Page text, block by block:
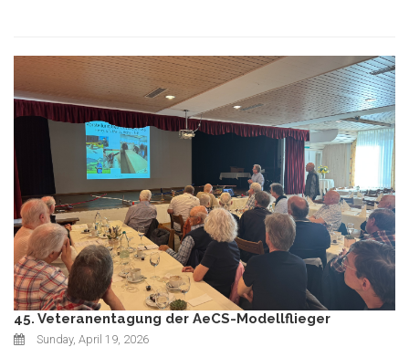
45. Veteranentagung der AeCS-Modellflieger
Sunday, April 19, 2026